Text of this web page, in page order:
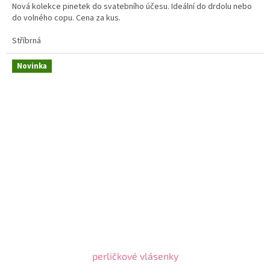
Nová kolekce pinetek do svatebního účesu. Ideální do drdolu nebo
do volného copu. Cena za kus.
Stříbrná
Novinka
perličkové vlásenky